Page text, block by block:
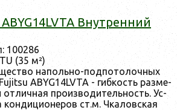
ABYG14LVTA Внут­ренний
100286
(35 м²)
на­поль­но-под­по­толоч­ных
ABYG14LVTA - гиб­кость раз­ме­
от­личная про­из­во­дитель­ность. Ус­
кон­ди­ци­оне­ров ст.м. Чка­лов­ская